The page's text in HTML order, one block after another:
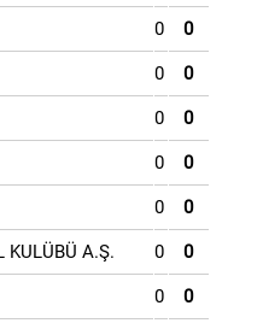
0 0
0 0
0 0
0 0
0 0
KULÜBÜ A.Ş. 0 0
0 0